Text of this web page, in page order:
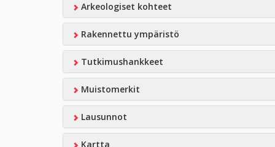
Arkeologiset kohteet
Rakennettu ympäristö
Tutkimushankkeet
Muistomerkit
Lausunnot
Kartta